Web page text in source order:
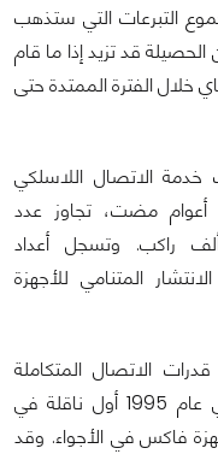
التبرعات التي ستذهب
ولكن الحصيلة قد تزيد إذا ما قام
خلال الفترة الممتدة حتى
خدمة الاتصال اللاسلكي
أعوام مضت، تجاوز عدد
من هذه الخدمة 600 ألف راكب. وتسجل أعداد
المتنامي للأجهزة
الاتصال المتكاملة
للمسافرين في الأجواء، فقد أصبحت في عام 1995 أول ناقلة في
فاكس في الأجواء. وقد